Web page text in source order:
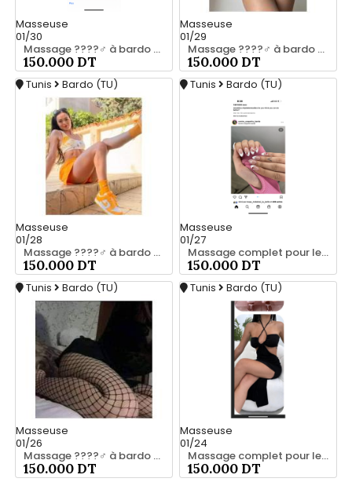
Masseuse
01/30
Massage ????‍♂️ à bardo srd 20466285
150.000 DT
Masseuse
01/29
Massage ????‍♂️ à bardo srd chez moi 55066248
150.000 DT
Tunis Bardo (TU)
Masseuse
01/28
Massage ????‍♂️ à bardo srd 20466285
150.000 DT
Tunis Bardo (TU)
Masseuse
01/27
Massage complet pour les hommes srd à bardo 55066248
150.000 DT
Tunis Bardo (TU)
Masseuse
01/26
Massage ????‍♂️ à bardo srd chez moi 20466285
150.000 DT
Tunis Bardo (TU)
Masseuse
01/24
Massage complet pour les hommes srd a bardo 55066248
150.000 DT